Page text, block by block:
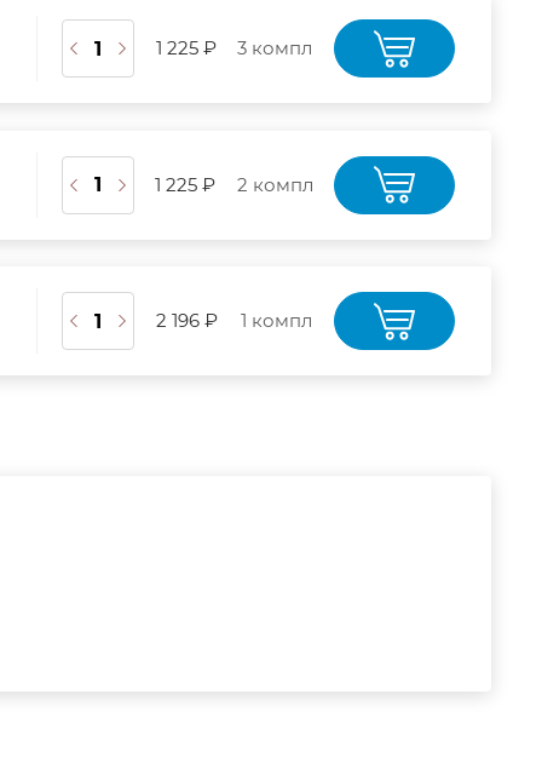
1 225 ₽ 3 компл
1 225 ₽ 2 компл
2 196 ₽ 1 компл